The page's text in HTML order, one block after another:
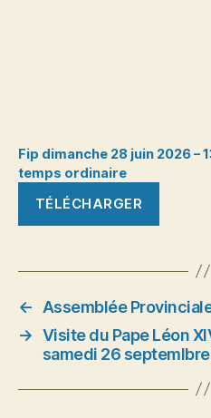
Fip dimanche 28 juin 2026 –
temps ordinaire
TÉLÉCHARGER
←
Assemblée
→ Visite du Pape Léon
samedi 26